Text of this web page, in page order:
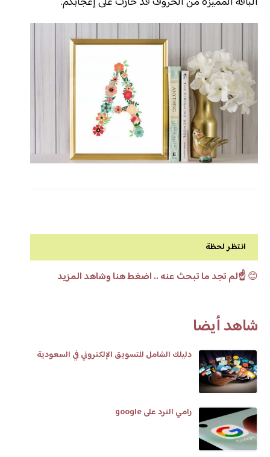
انتظر لحظة
😊☝️لم تجد ما تبحث عنه .. اضغط هنا وشاهد المزيد
شاهد أيضا
دليلك الشامل للتسويق الإلكتروني في السعودية
رامي النرد على google